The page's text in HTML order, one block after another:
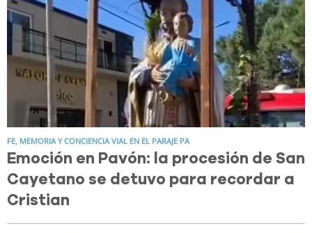
FE, MEMORIA Y CONCIENCIA VIAL EN EL PARAJE PA
Emoción en Pavón: la procesión de San
Cayetano se detuvo para recordar a
Cristian